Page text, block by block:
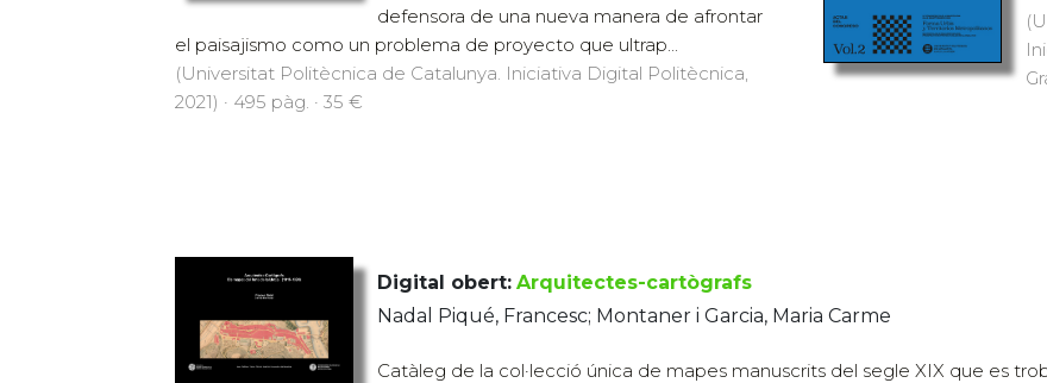
defensora de una nueva manera de afrontar
el paisajismo como un problema de proyecto que ultrap...
(Universitat Politècnica de Catalunya. Iniciativa Digital Politècnica,
2021) · 495 pàg. · 35 €
Digital obert: Arquitectes-cartògrafs
Nadal Piqué, Francesc; Montaner i Garcia, Maria Carme
Catàleg de la col·lecció única de mapes manuscrits del segle XIX que es